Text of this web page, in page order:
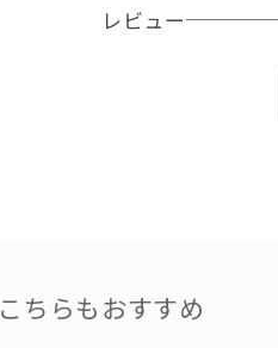
石鹸素地（パーム油
マシ油）水、グリセ
※「ボタニカルハンド
レビュー
こちらもおすすめ